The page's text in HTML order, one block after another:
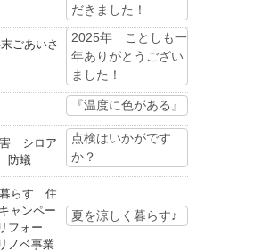
だきました！
2025年 ことしも一
年ありがとうござい
ました！
『温度に色がある』
点検はいかがです
か？
夏を涼しく暮らす♪